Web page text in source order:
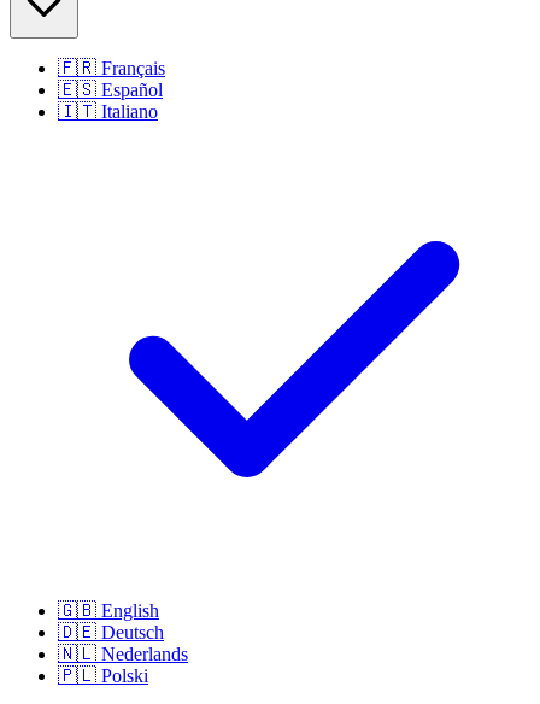
🇫🇷 Français
🇪🇸 Español
🇮🇹 Italiano
🇬🇧 English
🇩🇪 Deutsch
🇳🇱 Nederlands
🇵🇱 Polski